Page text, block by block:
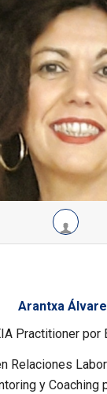
Arantxa
Practitioner por
Relaciones
y Coaching